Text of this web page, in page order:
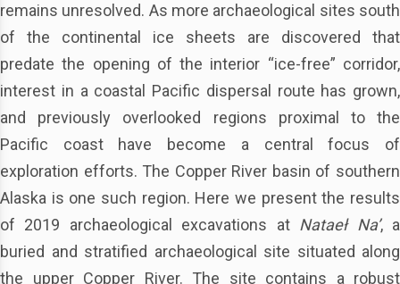
remains unresolved. As more archaeological sites south
of the continental ice sheets are discovered that
predate the opening of the interior “ice-free” corridor,
interest in a coastal Pacific dispersal route has grown,
and previously overlooked regions proximal to the
Pacific coast have become a central focus of
exploration efforts. The Copper River basin of southern
Alaska is one such region. Here we present the results
of 2019 archaeological excavations at Nataeł Na’, a
buried and stratified archaeological site situated along
the upper Copper River. The site contains a robust